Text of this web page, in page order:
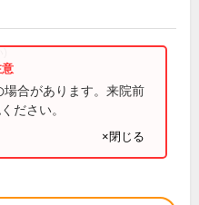
合があります。来院前
ださい。
×閉じる